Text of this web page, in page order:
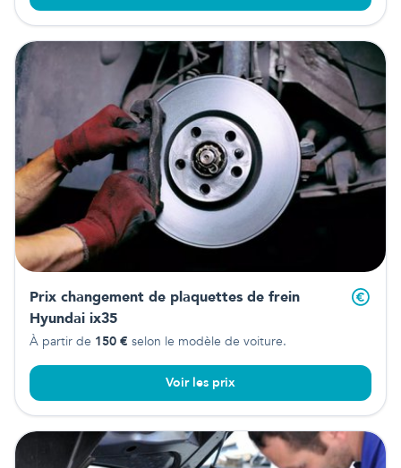
Prix changement de plaquettes de frein
Hyundai ix35
À partir de 150 € selon le modèle de voiture.
Voir les prix